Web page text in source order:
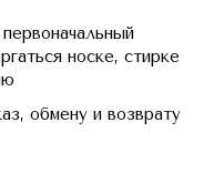
носке, стирке
обмену и возврату